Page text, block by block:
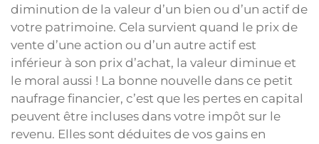
diminution de la valeur d’un bien ou d’un actif de
votre patrimoine. Cela survient quand le prix de
vente d’une action ou d’un autre actif est
inférieur à son prix d’achat, la valeur diminue et
le moral aussi ! La bonne nouvelle dans ce petit
naufrage financier, c’est que les pertes en capital
peuvent être incluses dans votre impôt sur le
revenu. Elles sont déduites de vos gains en